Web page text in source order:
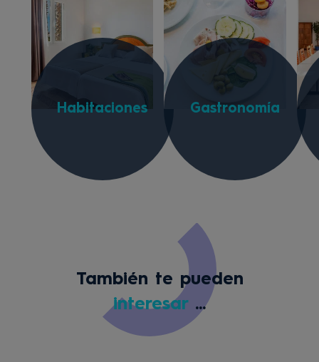
Habitaciones Gastronomía
También te pueden
interesar ...